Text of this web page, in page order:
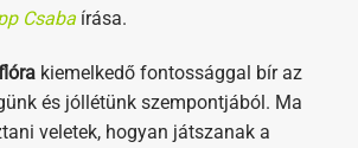
Csaba írása.
kiemelkedő fontossággal bír az
és jóllétünk szempontjából. Ma
veletek, hogyan játszanak a